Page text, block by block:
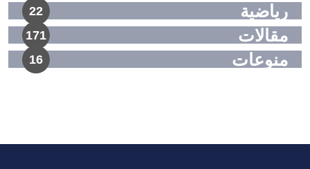
رياضية 22
مقالات 171
منوعات 16